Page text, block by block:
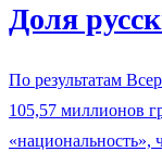
Доля
По результатам
105,57 миллионов
«национальность»,